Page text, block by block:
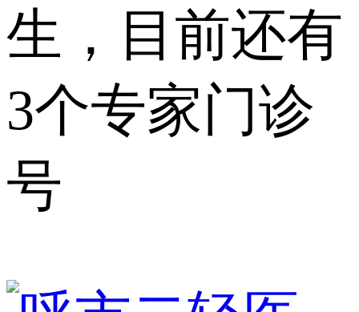
生，目前还有
3个专家门诊
号